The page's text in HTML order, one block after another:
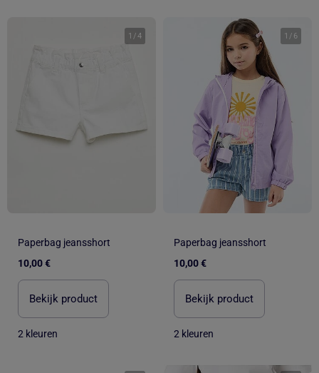
1 /4
Paperbag jeansshort
10,00 €
Bekijk product
2 kleuren
1 / 6
Paperbag jeansshort
10,00 €
Bekijk product
2 kleuren